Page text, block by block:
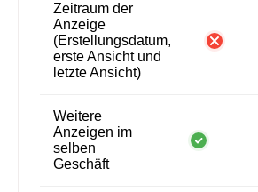
Zeitraum der
Anzeige
(Erstellungsdatum,
erste Ansicht und
letzte Ansicht)
Weitere
Anzeigen im
selben
Geschäft